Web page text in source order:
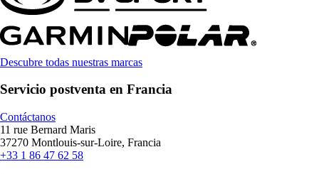
Descubre todas nuestras marcas
Servicio postventa en Francia
Contáctanos
11 rue Bernard Maris
37270 Montlouis-sur-Loire, Francia
+33 1 86 47 62 58